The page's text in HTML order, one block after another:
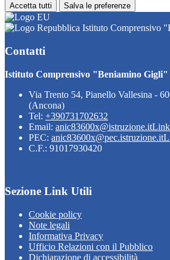
Accetta tutti Salva le preferenze
Istituto Comprensivo
Contatti
Istituto Comprensivo "Beniamino Gigli"
Via Trento 54, Pianello Vallesina -
(Ancona)
Tel: +390731702632
Email: anic83600x@istruzione.itLink
PEC: anic83600x@pec.istruzione.it
C.F.: 91017930420
Sezione Link Utili
Cookie policy
Note legali
Informativa Privacy
Ufficio Relazioni con il Pubblico
Dichiarazione di accessibilità